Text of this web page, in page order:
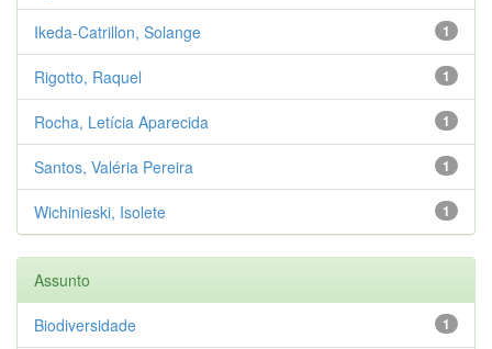
1
Ikeda-Catrillon, Solange
1
Rigotto, Raquel
1
Rocha, Letícia Aparecida
1
Santos, Valéria Pereira
1
Wichinieski, Isolete
Assunto
1
Biodiversidade